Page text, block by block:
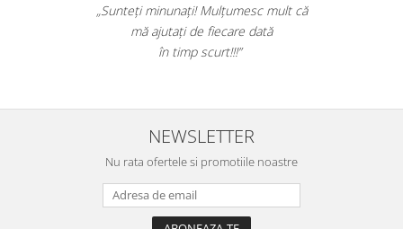
„Sunteți minunați! Mulțumesc mult că
mă ajutați de fiecare dată
în timp scurt!!!”
NEWSLETTER
Nu rata ofertele si promotiile noastre